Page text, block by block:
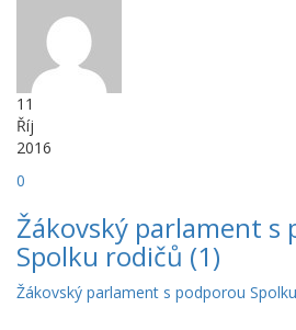
11
Říj
2016
0
Žákovský parlament s
Spolku rodičů (1)
Žákovský parlament s podporou